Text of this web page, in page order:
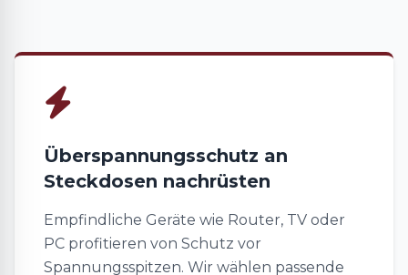
Überspannungsschutz an
Steckdosen nachrüsten
Empfindliche Geräte wie Router, TV oder
PC profitieren von Schutz vor
Spannungsspitzen. Wir wählen passende